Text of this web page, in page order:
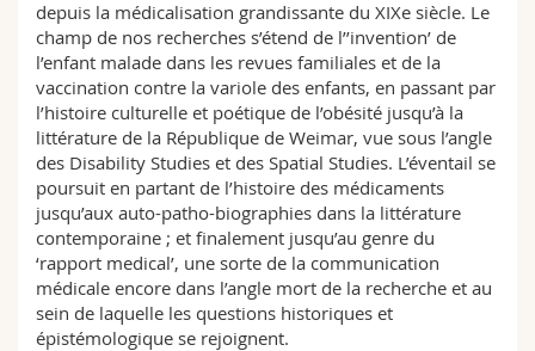
depuis la médicalisation grandissante du XIXe siècle. Le
champ de nos recherches s’étend de l’’invention’ de
l’enfant malade dans les revues familiales et de la
vaccination contre la variole des enfants, en passant par
l’histoire culturelle et poétique de l’obésité jusqu’à la
littérature de la République de Weimar, vue sous l’angle
des Disability Studies et des Spatial Studies. L’éventail se
poursuit en partant de l’histoire des médicaments
jusqu’aux auto-patho-biographies dans la littérature
contemporaine ; et finalement jusqu’au genre du
‘rapport medical’, une sorte de la communication
médicale encore dans l’angle mort de la recherche et au
sein de laquelle les questions historiques et
épistémologique se rejoignent.